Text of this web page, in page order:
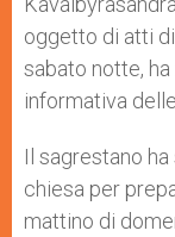
oggetto di atti
sabato notte, ha
informativa
Il sagrestano
chiesa per
mattino di